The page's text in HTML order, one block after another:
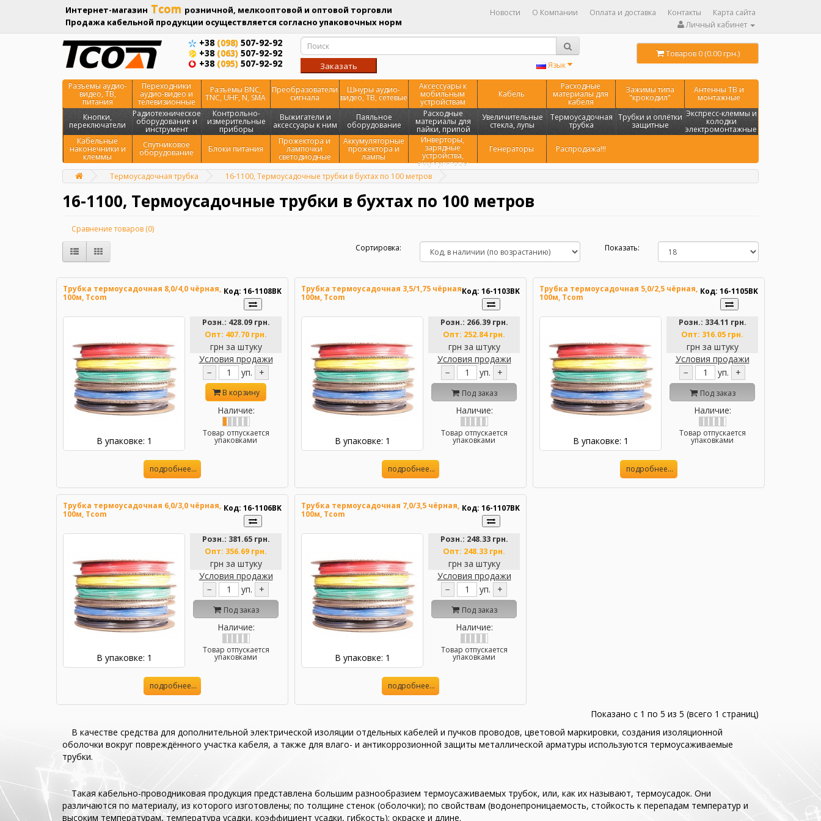
Интернет-магазин Tcom розничной, мелкооптовой и оптовой торговли
Продажа кабельной продукции осуществляется согласно упаковочных норм
Новости О Компании Оплата и доставка Контакты
Карта сайта
Личный кабинет
+38 (098) 507-92-92
+38 (063) 507-92-92
+38 (095) 507-92-92
Заказать
звонок
Язык
Товаров 0 (0.00 грн.)
Разъемы аудио-
видео, ТВ,
питания
Переходники
аудио-видео и
телевизионные
Разъёмы BNC,
TNC, UHF, N, SMA
Преобразователи
сигнала
Шнуры аудио-
видео, ТВ, сетевые
Аксессуары к
мобильным
устройствам
Кабель
Расходные
материалы для
кабеля
Зажимы типа
"крокодил"
Антенны ТВ и
монтажные
Кнопки,
переключатели
Радиотехническое
оборудование и
инструмент
Контрольно-
измерительные
приборы
Выжигатели и
аксессуары к ним
Паяльное
оборудование
Расходные
материалы для
пайки, припой
Увеличительные
стекла, лупы
Термоусадочная
трубка
Трубки и оплётки
защитные
Экспресс-клеммы и
колодки
электромонтажные
Кабельные
наконечники и
клеммы
Спутниковое
оборудование Блоки питания
Прожектора и
лампочки
светодиодные
Аккумуляторные
прожектора и
лампы
Инверторы,
зарядные
устройства,
аккумуляторы
Генераторы Распродажа!!!
Главная
Термоусадочная трубка 16-1100, Термоусадочные трубки в бухтах по 100 метров
16-1100, Термоусадочные трубки в бухтах по 100 метров
Сравнение товаров (0)
Сортировка:
Показать:
Трубка термоусадочная 8,0/4,0 чёрная,
100м, Tcom
Код: 16-1108BK
В упаковке: 1
Розн.: 428.09 грн.
Опт: 407.70 грн.
грн за штуку
Условия продажи
−
уп. +
В корзину
Наличие:
Товар отпускается
упаковками
подробнее...
Трубка термоусадочная 3,5/1,75 чёрная,
100м, Tcom
Код: 16-1103BK
В упаковке: 1
Розн.: 266.39 грн.
Опт: 252.84 грн.
грн за штуку
Условия продажи
−
уп. +
Под заказ
Наличие:
Товар отпускается
упаковками
подробнее...
Трубка термоусадочная 5,0/2,5 чёрная,
100м, Tcom
Код: 16-1105BK
В упаковке: 1
Розн.: 334.11 грн.
Опт: 316.05 грн.
грн за штуку
Условия продажи
−
уп. +
Под заказ
Наличие:
Товар отпускается
упаковками
подробнее...
Трубка термоусадочная 6,0/3,0 чёрная,
100м, Tcom
Код: 16-1106BK
В упаковке: 1
Розн.: 381.65 грн.
Опт: 356.69 грн.
грн за штуку
Условия продажи
−
уп. +
Под заказ
Наличие:
Товар отпускается
упаковками
подробнее...
Трубка термоусадочная 7,0/3,5 чёрная,
100м, Tcom
Код: 16-1107BK
В упаковке: 1
Розн.: 248.33 грн.
Опт: 248.33 грн.
грн за штуку
Условия продажи
−
уп. +
Под заказ
Наличие:
Товар отпускается
упаковками
подробнее...
Показано с 1 по 5 из 5 (всего 1 страниц)
В качестве средства для дополнительной электрической изоляции отдельных кабелей и пучков проводов, цветовой маркировки, создания изоляционной
оболочки вокруг повреждённого участка кабеля, а также для влаго- и антикоррозионной защиты металлической арматуры используются термоусаживаемые
трубки.
Такая кабельно-проводниковая продукция представлена большим разнообразием термоусаживаемых трубок, или, как их называют, термоусадок. Они
различаются по материалу, из которого изготовлены; по толщине стенок (оболочки); по свойствам (водонепроницаемость, стойкость к перепадам температур и
высоким температурам, температура усадки, коэффициент усадки, гибкость); окраске и длине.